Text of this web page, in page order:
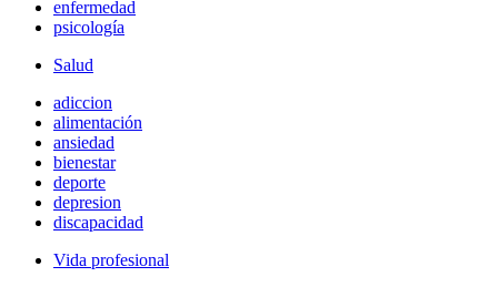
enfermedad
psicología
Salud
adiccion
alimentación
ansiedad
bienestar
deporte
depresion
discapacidad
Vida profesional